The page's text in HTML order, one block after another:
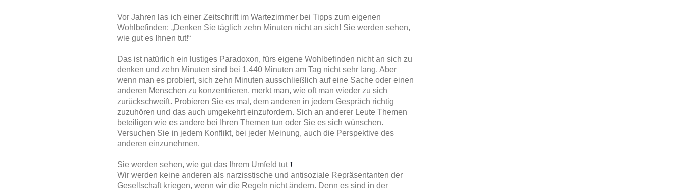
Vor Jahren las ich einer Zeitschrift im Wartezimmer bei Tipps zum eigenen
Wohlbefinden: „Denken Sie täglich zehn Minuten nicht an sich! Sie werden sehen,
wie gut es Ihnen tut!“
Das ist natürlich ein lustiges Paradoxon, fürs eigene Wohlbefinden nicht an sich zu
denken und zehn Minuten sind bei 1.440 Minuten am Tag nicht sehr lang. Aber
wenn man es probiert, sich zehn Minuten ausschließlich auf eine Sache oder einen
anderen Menschen zu konzentrieren, merkt man, wie oft man wieder zu sich
zurückschweift. Probieren Sie es mal, dem anderen in jedem Gespräch richtig
zuzuhören und das auch umgekehrt einzufordern. Sich an anderer Leute Themen
beteiligen wie es andere bei Ihren Themen tun oder Sie es sich wünschen.
Versuchen Sie in jedem Konflikt, bei jeder Meinung, auch die Perspektive des
anderen einzunehmen.
Sie werden sehen, wie gut das Ihrem Umfeld tut J
Wir werden keine anderen als narzisstische und antisoziale Repräsentanten der
Gesellschaft kriegen, wenn wir die Regeln nicht ändern. Denn es sind in der